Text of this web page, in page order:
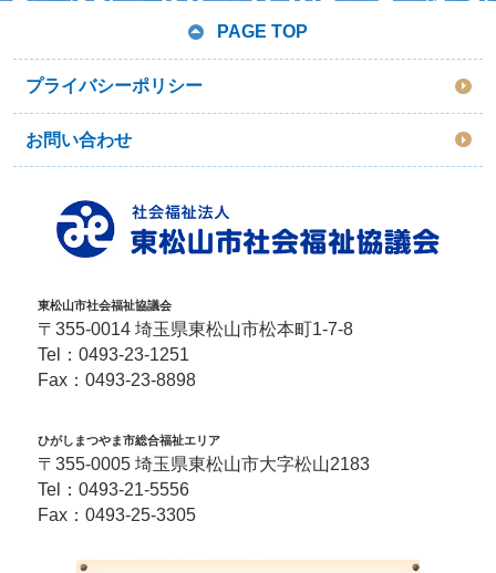
PAGE TOP
プライバシーポリシー
お問い合わせ
東松山市社会福祉協議会
〒355-0014 埼玉県東松山市松本町1-7-8
Tel： 0493-23-1251
Fax：0493-23-8898
ひがしまつやま市総合福祉エリア
〒355-0005 埼玉県東松山市大字松山2183
Tel： 0493-21-5556
Fax：0493-25-3305